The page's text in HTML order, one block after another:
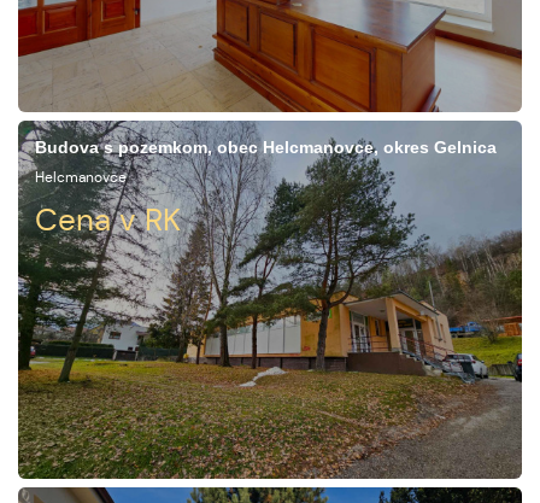
Budova s pozemkom, obec Helcmanovce, okres Gelnica
Helcmanovce
Cena v RK